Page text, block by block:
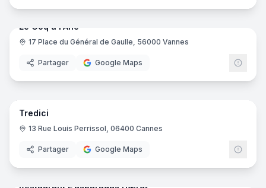
Le Coq à l'Ane
17 Place du Général de Gaulle, 56000 Vannes
Partager Google Maps
14
Tredici
13 Rue Louis Perrissol, 06400 Cannes
Partager Google Maps
10
Restaurant L'asparagus Hœrdt